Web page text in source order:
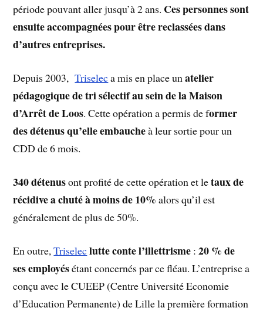
période pouvant aller jusqu’à 2 ans. Ces personnes sont
ensuite accompagnées pour être reclassées dans
d’autres entreprises.
Depuis 2003,Triseleca mis en place unatelier
pédagogique de tri sélectif au sein de la Maison
d’Arrêt de Loos. Cette opération a permis de former
des détenus qu’elle embaucheà leur sortie pour un
CDD de 6 mois.
340 détenusont profité de cette opération et letaux de
récidive a chuté à moins de 10% alors qu’il est
généralement de plus de 50%.
En outre,Triseleclutte conte l’illettrisme :20 % de
ses employésétant concernés par ce fléau. L’entreprise a
conçu avec le CUEEP (Centre Université Economie
d’Education Permanente) de Lille la première formation